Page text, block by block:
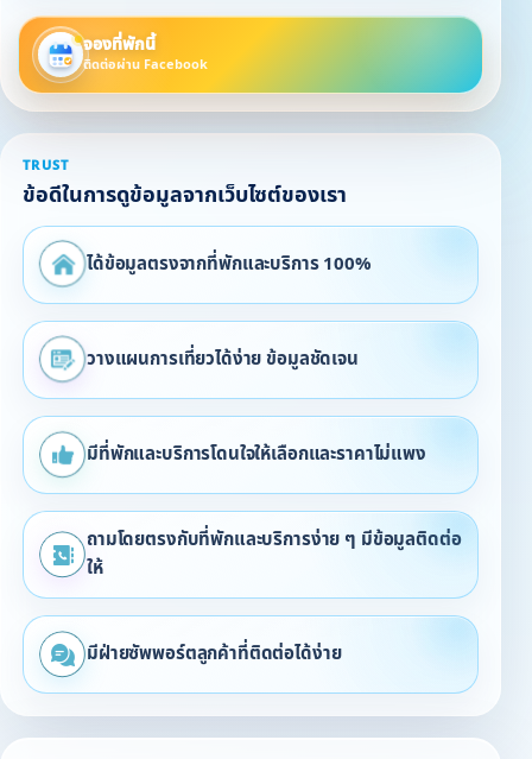
จองที่พักนี้
ติดต่อผ่าน Facebook
TRUST
ข้อดีในการดูข้อมูลจากเว็บไซต์ของเรา
ได้ข้อมูลตรงจากที่พักและบริการ 100%
วางแผนการเที่ยวได้ง่าย ข้อมูลชัดเจน
มีที่พักและบริการโดนใจให้เลือกและราคาไม่แพง
ถามโดยตรงกับที่พักและบริการง่าย ๆ มีข้อมูลติดต่อ
ให้
มีฝ่ายซัพพอร์ตลูกค้าที่ติดต่อได้ง่าย